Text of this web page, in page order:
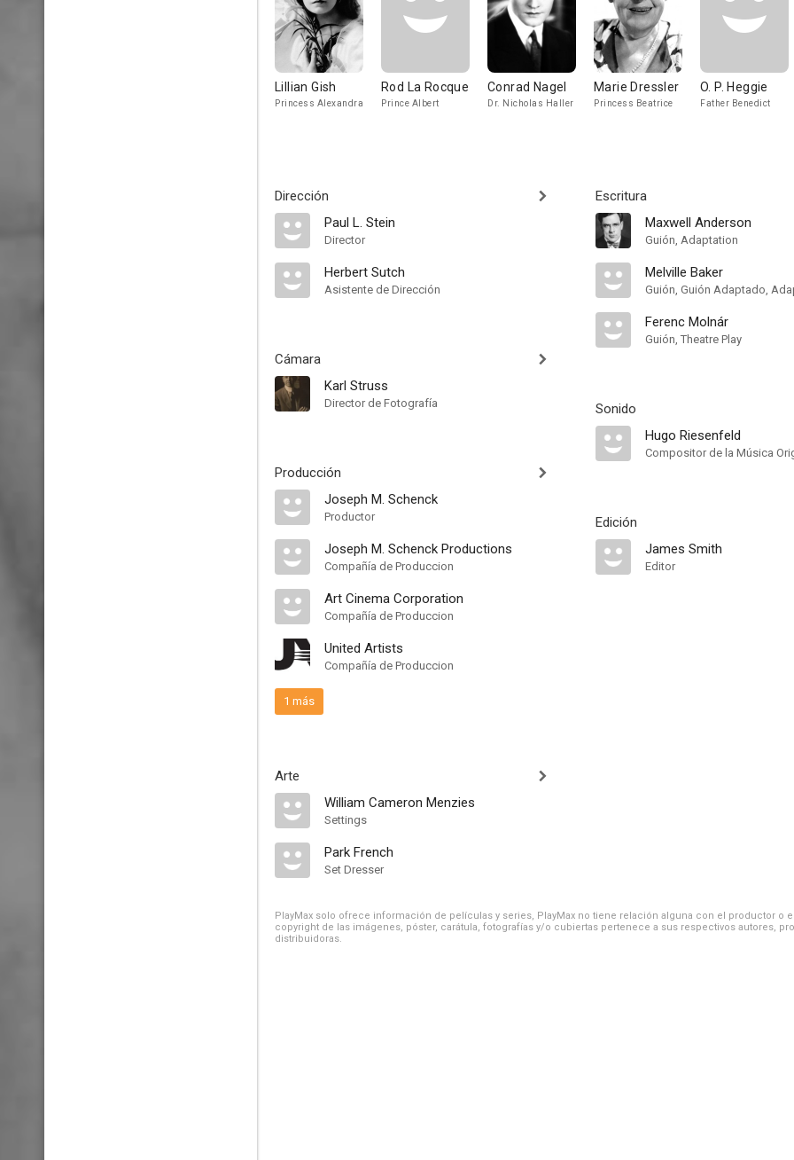
Lillian Gish
Princess Alexandra
Rod La Rocque
Prince Albert
Conrad Nagel
Dr. Nicholas Haller
Marie Dressler
Princess Beatrice
O. P. Heggie
Father Benedict
Dirección
Paul L. Stein
Director
Herbert Sutch
Asistente de Dirección
Cámara
Karl Struss
Director de Fotografía
Producción
Joseph M. Schenck
Productor
Joseph M. Schenck Productions
Compañía de Produccion
Art Cinema Corporation
Compañía de Produccion
United Artists
Compañía de Produccion
1 más
Arte
William Cameron Menzies
Settings
Park French
Set Dresser
Escritura
Maxwell Anderson
Guión, Adaptation
Melville Baker
Guión, Guión Adaptado,
Ferenc Molnár
Guión, Theatre Play
Sonido
Hugo Riesenfeld
Compositor de la Música
Edición
James Smith
Editor
PlayMax solo ofrece información de películas y series, PlayMax no tiene relación alguna con el productor o
copyright de las imágenes, póster, carátula, fotografías y/o cubiertas pertenece a sus respectivos autores,
distribuidoras.